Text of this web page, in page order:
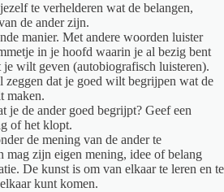
te verhelderen wat de belangen,
de ander zijn.
manier. Met andere woorden luister
in je hoofd waarin je al bezig bent
je wilt geven (autobiografisch luisteren).
dat je goed wilt begrijpen wat de
maken.
je de ander goed begrijpt? Geef een
of het klopt.
de mening van de ander te
mag zijn eigen mening, idee of belang
De kunst is om van elkaar te leren en te
kunt komen.